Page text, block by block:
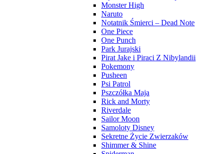
Monster High
Naruto
Notatnik Śmierci – Dead Note
One Piece
One Punch
Park Jurajski
Pirat Jake i Piraci Z Nibylandii
Pokemony
Pusheen
Psi Patrol
Pszczółka Maja
Rick and Morty
Riverdale
Sailor Moon
Samoloty Disney
Sekretne Życie Zwierzaków
Shimmer & Shine